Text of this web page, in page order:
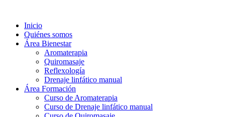
Inicio
Quiénes somos
Área Bienestar
Aromaterapia
Quiromasaje
Reflexología
Drenaje linfático manual
Área Formación
Curso de Aromaterapia
Curso de Drenaje linfático manual